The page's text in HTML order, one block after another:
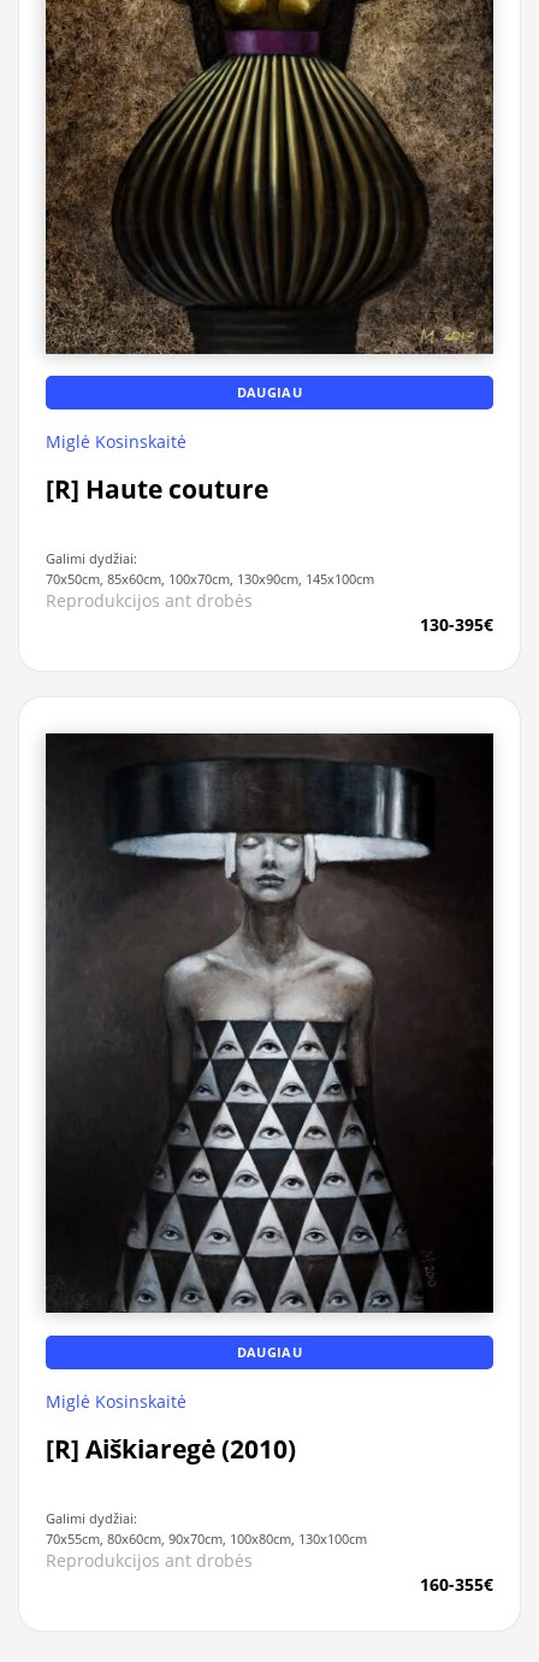
DAUGIAU
Miglė Kosinskaitė
[R] Haute couture
Galimi dydžiai:
70x50cm, 85x60cm, 100x70cm, 130x90cm, 145x100cm
Reprodukcijos ant drobės
130-395€
DAUGIAU
Miglė Kosinskaitė
[R] Aiškiaregė (2010)
Galimi dydžiai:
70x55cm, 80x60cm, 90x70cm, 100x80cm, 130x100cm
Reprodukcijos ant drobės
160-355€